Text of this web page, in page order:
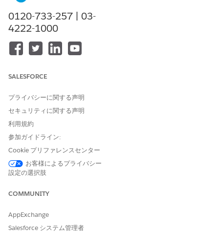
グループの商談の促進
グループ内のすべての対象商品をまとめて対象として、グループ
る方法です。要件を満たすすべてのサブスクリプション商品がデ
フォルトで対象になります。商品カタログ管理の商品ごとの設定
加費用なしで提供するために、営業担当はグループレベルまたは
グループのランプ案件には、品目のランプ案件よりもいくつかの
利点があります。
バンドル商品をサポートします。ランプセグメントに対して行
われた設定変更は、そのセグメントと後続のすべてのセグメン
トに自動的に伝播されます。
使用量商品をサポートします。ランプセグメントごとに異なる
レートを指定できます。
セグメントごとの単価の上昇をサポートし、正確で透明性の高
価格を調整し、項目値を変更するために、傾斜アセットを修正
できます。
0120-733-257 | 03-
4222-1000
SALESFORCE
プライバシーに関する声明
セキュリティに関する声明
利用規約
参加ガイドライン:
Cookie プリファレンスセンター
お客様によるプライバシー
設定の選択肢
COMMUNITY
AppExchange
Salesforce システム管理者